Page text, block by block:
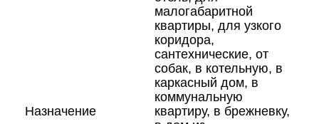
Назначение
малогабаритной
квартиры, для узкого
коридора,
сантехнические, от
собак, в котельную, в
каркасный дом, в
коммунальную
квартиру, в брежневку,